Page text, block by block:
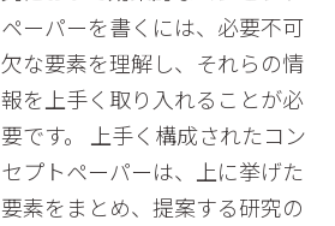
ペーパーを書くには、必要不可
欠な要素を理解し、それらの情
報を上手く取り入れることが必
要です。 上手く構成されたコン
セプトペーパーは、上に挙げた
要素をまとめ、提案する研究の